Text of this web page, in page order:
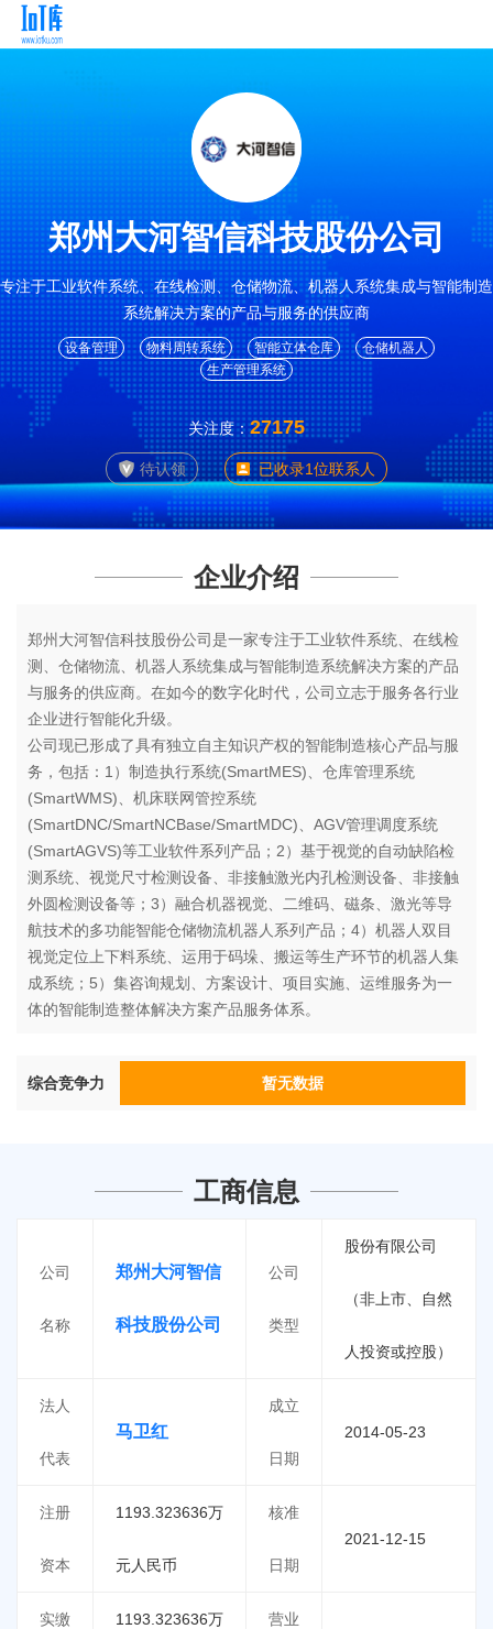
郑州大河智信科技股份公司
专注于工业软件系统、在线检测、仓储物流、机器人系统集成与智能制造
系统解决方案的产品与服务的供应商
设备管理 物料周转系统 智能立体仓库
仓储机器人
生产管理系统
关注度：27175
待认领 已收录1位联系人
企业介绍
郑州大河智信科技股份公司是一家专注于工业软件系统、在线检
测、仓储物流、机器人系统集成与智能制造系统解决方案的产品
与服务的供应商。在如今的数字化时代，公司立志于服务各行业
企业进行智能化升级。
公司现已形成了具有独立自主知识产权的智能制造核心产品与服
务，包括：1）制造执行系统(SmartMES)、仓库管理系统
(SmartWMS)、机床联网管控系统
(SmartDNC/SmartNCBase/SmartMDC)、AGV管理调度系统
(SmartAGVS)等工业软件系列产品；2）基于视觉的自动缺陷检
测系统、视觉尺寸检测设备、非接触激光内孔检测设备、非接触
外圆检测设备等；3）融合机器视觉、二维码、磁条、激光等导
航技术的多功能智能仓储物流机器人系列产品；4）机器人双目
视觉定位上下料系统、运用于码垛、搬运等生产环节的机器人集
成系统；5）集咨询规划、方案设计、项目实施、运维服务为一
体的智能制造整体解决方案产品服务体系。
综合竞争力 暂无数据
工商信息
公司
名称
郑州大河智信
科技股份公司
公司
类型
股份有限公司
（非上市、自然
人投资或控股）
法人
代表
马卫红
成立
日期
2014-05-23
注册
资本
1193.323636万
元人民币
核准
日期
2021-12-15
实缴 1193.323636万 营业